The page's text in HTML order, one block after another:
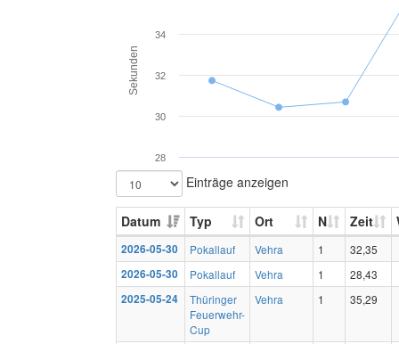
Sekunden
28
30
32
34
Einträge anzeigen
Datum Typ Ort N Zeit
2026-05-30 Pokallauf Vehra 1
32,35
2026-05-30
Pokallauf Vehra 1
28,43
2025-05-24
Thüringer
Feuerwehr-
Cup
Vehra 1 35,29